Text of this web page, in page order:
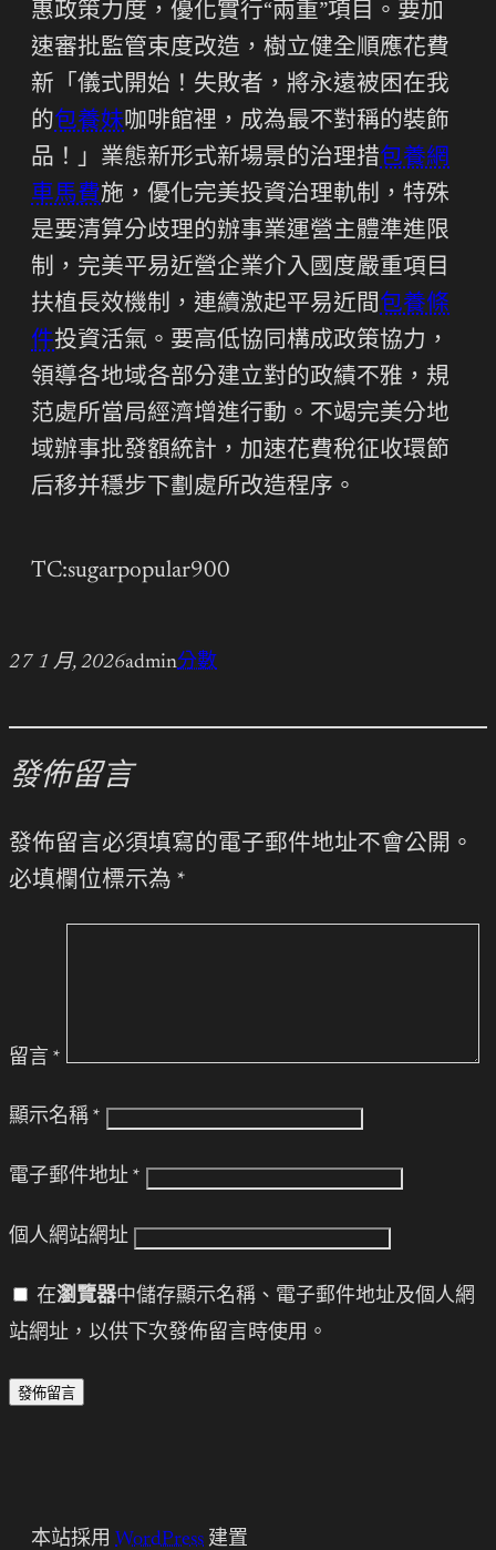
惠政策力度，優化實行“兩重”項目。要加
速審批監管束度改造，樹立健全順應花費
新「儀式開始！失敗者，將永遠被困在我
的包養妹咖啡館裡，成為最不對稱的裝飾
品！」業態新形式新場景的治理措包養網
車馬費施，優化完美投資治理軌制，特殊
是要清算分歧理的辦事業運營主體準進限
制，完美平易近營企業介入國度嚴重項目
扶植長效機制，連續激起平易近間包養條
件投資活氣。要高低協同構成政策協力，
領導各地域各部分建立對的政績不雅，規
范處所當局經濟增進行動。不竭完美分地
域辦事批發額統計，加速花費稅征收環節
后移并穩步下劃處所改造程序。
TC:sugarpopular900
27 1 月, 2026admin分數
發佈留言
發佈留言必須填寫的電子郵件地址不會公開。
必填欄位標示為 *
留言 *
顯示名稱 *
電子郵件地址 *
個人網站網址
在瀏覽器中儲存顯示名稱、電子郵件地址及個人網
站網址，以供下次發佈留言時使用。
本站採用 WordPress 建置